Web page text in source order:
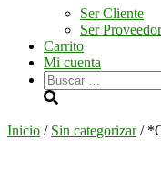
Ser Cliente
Ser Proveedor
Carrito
Mi cuenta
Buscar:
Inicio / Sin categorizar/